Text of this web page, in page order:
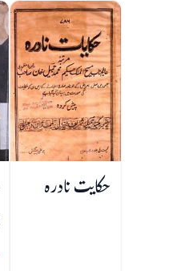
حکایت نادرہ